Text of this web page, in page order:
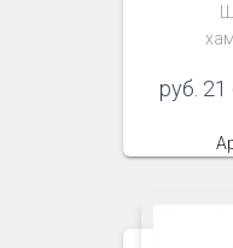
руб. 21